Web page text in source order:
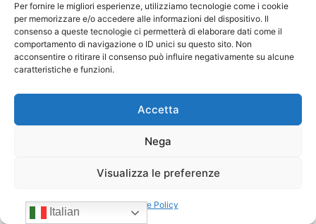
Per fornire le migliori esperienze, utilizziamo tecnologie come i cookie
per memorizzare e/o accedere alle informazioni del dispositivo. Il
consenso a queste tecnologie ci permetterà di elaborare dati come il
comportamento di navigazione o ID unici su questo sito. Non
acconsentire o ritirare il consenso può influire negativamente su alcune
caratteristiche e funzioni.
Accetta
Nega
Visualizza le preferenze
Cookie Policy
Mario Toniutti confermato Vice
Presidente di CONFIDA per il
Italian